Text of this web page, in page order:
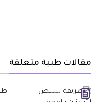
مقالات طبية متعلقة